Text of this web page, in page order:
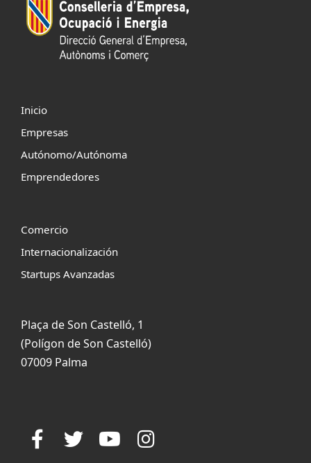
Inicio
Empresas
Autónomo/Autónoma
Emprendedores
Comercio
Internacionalización
Startups Avanzadas
Plaça de Son Castelló, 1
(Polígon de Son Castelló)
07009 Palma